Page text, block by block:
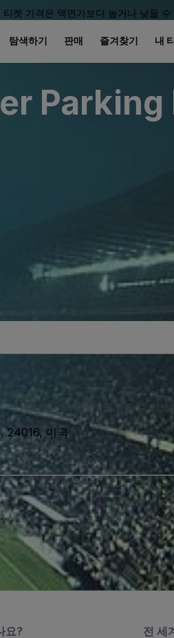
켓 가격은 액면가보다 높거나 낮을 수
탐색하기 판매 즐겨찾기 내
당사로부터 SMS 알림을 받을 수 있
24016, 미국
전 세
요?